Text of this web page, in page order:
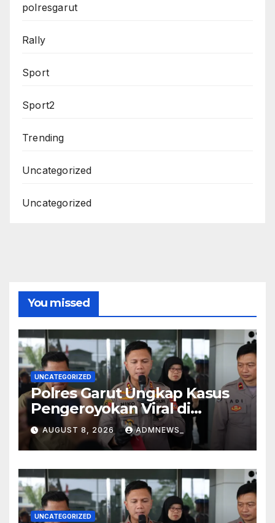
polresgarut
Rally
Sport
Sport2
Trending
Uncategorized
Uncategorized
You missed
UNCATEGORIZED
Polres Garut Ungkap Kasus
Pengeroyokan Viral di
Tarogong Kaler, Berawal dari
Knalpot Brong
AUGUST 8, 2026 ADMNEWS_
UNCATEGORIZED